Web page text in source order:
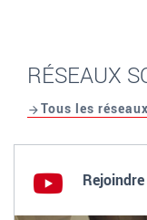
RÉSEAUX
Tous les